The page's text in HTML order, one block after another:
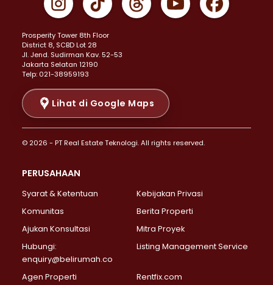
Properti Dijual di Johar Baru >
Properti Dijual di Menteng >
Properti Dijual di Senen >
Properti Dijual di Tanah Abang >
Properti Dijual di Cikini >
Properti Dijual di Kramat >
Properti Dijual di Pasar Baru >
Properti Dijual di Bendungan Hilir >
Properti Dijual di Jakarta Selatan >
Properti Dijual di Lebak Bulus >
Properti Dijual di Gandaria Selatan >
Properti Dijual di Pondok Labu >
Properti Dijual di Lenteng Agung >
Properti Dijual di Senayan >
Properti Dijual di Pondok Pinang >
Prosperity Tower 8th Floor
District 8, SCBD Lot 28
JI. Jend. Sudirman Kav. 52-53
Jakarta Selatan 12190
Telp: 021-38959193
Lihat di Google Maps
© 2026 - PT Real Estate Teknologi. All rights reserved.
PERUSAHAAN
Syarat & Ketentuan
Kebijakan Privasi
Komunitas
Berita Properti
Ajukan Konsultasi
Mitra Proyek
Hubungi:
enquiry@belirumah.co
Listing Management Service
Agen Properti Rentfix.com